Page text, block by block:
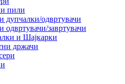
пили
дупчалки/одвртувачи
одвртувачи/завртувачи
и Шајкарки
држачи